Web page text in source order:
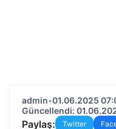
admin•01.06.2025
Güncellendi:
Paylaş: Twitter